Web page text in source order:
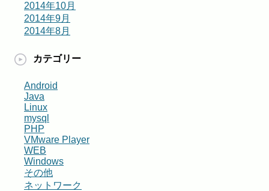
2014年10月
2014年9月
2014年8月
カテゴリー
Android
Java
Linux
mysql
PHP
VMware Player
WEB
Windows
その他
ネットワーク